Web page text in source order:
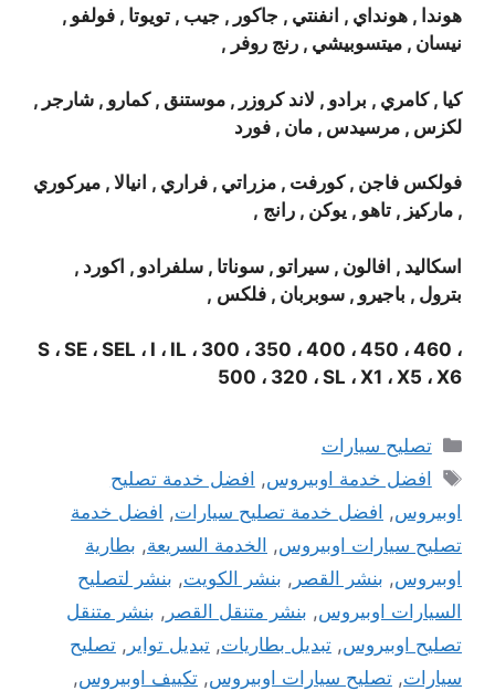
هوندا , هونداي , انفنتي , جاكور , جيب , تويوتا , فولفو ,
نيسان , ميتسوبيشي , رنج روفر ,
كيا , كامري , برادو , لاند كروزر , موستنق , كمارو , شارجر ,
لكزس , مرسيدس , مان , فورد
فولكس فاجن , كورفت , مزراتي , فراري , انيالا , ميركوري
, ماركيز , تاهو , يوكن , رانج ,
اسكاليد , افالون , سيراتو , سوناتا , سلفرادو , اكورد ,
بترول , باجيرو , سوبربان , فلكس ,
S ، SE ، SEL ، I ، IL ، 300 ، 350 ، 400 ، 450 ، 460 ،
500 ، 320 ، SL ، X1 ، X5 ، X6
التصنيفات
تصليح سيارات
الوسوم
افضل خدمة اوبيروس, افضل خدمة تصليح
اوبيروس, افضل خدمة تصليح سيارات, افضل خدمة
تصليح سيارات اوبيروس, الخدمة السريعة, بطارية
اوبيروس, بنشر القصر , بنشر الكويت, بنشر لتصليح
السيارات اوبيروس, بنشر متنقل القصر , بنشر متنقل
تصليح اوبيروس, تبديل بطاريات, تبديل تواير , تصليح
سيارات, تصليح سيارات اوبيروس, تكييف اوبيروس,